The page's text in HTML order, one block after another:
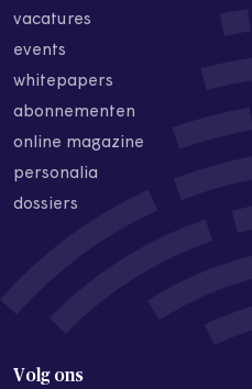
vacatures
events
whitepapers
abonnementen
online magazine
personalia
dossiers
Volg ons